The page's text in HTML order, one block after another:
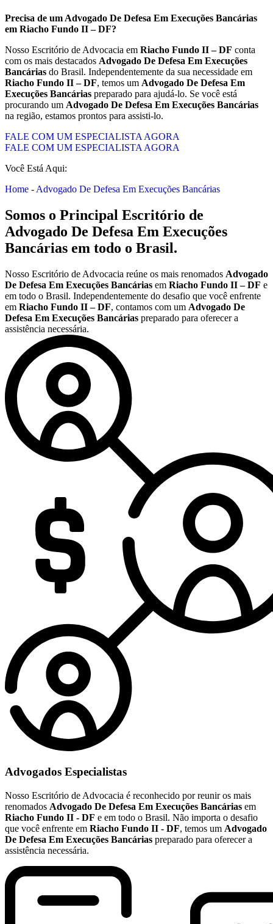
Precisa de um Advogado De Defesa Em Execuções Bancárias
em Riacho Fundo II – DF?
Nosso Escritório de Advocacia em Riacho Fundo II – DF conta
com os mais destacados Advogado De Defesa Em Execuções
Bancárias do Brasil. Independentemente da sua necessidade em
Riacho Fundo II – DF, temos um Advogado De Defesa Em
Execuções Bancárias preparado para ajudá-lo. Se você está
procurando um Advogado De Defesa Em Execuções Bancárias
na região, estamos prontos para assisti-lo.
FALE COM UM ESPECIALISTA AGORA
FALE COM UM ESPECIALISTA AGORA
Você Está Aqui:
Home - Advogado De Defesa Em Execuções Bancárias
Somos o Principal Escritório de
Advogado De Defesa Em Execuções
Bancárias em todo o Brasil.
Nosso Escritório de Advocacia reúne os mais renomados Advogado
De Defesa Em Execuções Bancárias em Riacho Fundo II – DF e
em todo o Brasil. Independentemente do desafio que você enfrente
em Riacho Fundo II – DF, contamos com um Advogado De
Defesa Em Execuções Bancárias preparado para oferecer a
assistência necessária.
Advogados Especialistas
Nosso Escritório de Advocacia é reconhecido por reunir os mais
renomados Advogado De Defesa Em Execuções Bancárias em
Riacho Fundo II - DF e em todo o Brasil. Não importa o desafio
que você enfrente em Riacho Fundo II - DF, temos um Advogado
De Defesa Em Execuções Bancárias preparado para oferecer a
assistência necessária.